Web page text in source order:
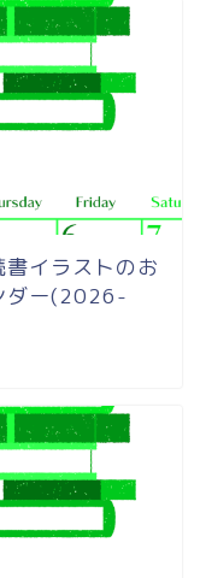
イラストのお
ダー(2026-